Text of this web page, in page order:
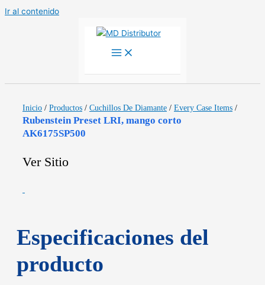
Ir al contenido
Inicio / Productos / Cuchillos De Diamante / Every Case Items /
Rubenstein Preset LRI, mango corto
AK6175SP500
Ver Sitio
Especificaciones del
producto